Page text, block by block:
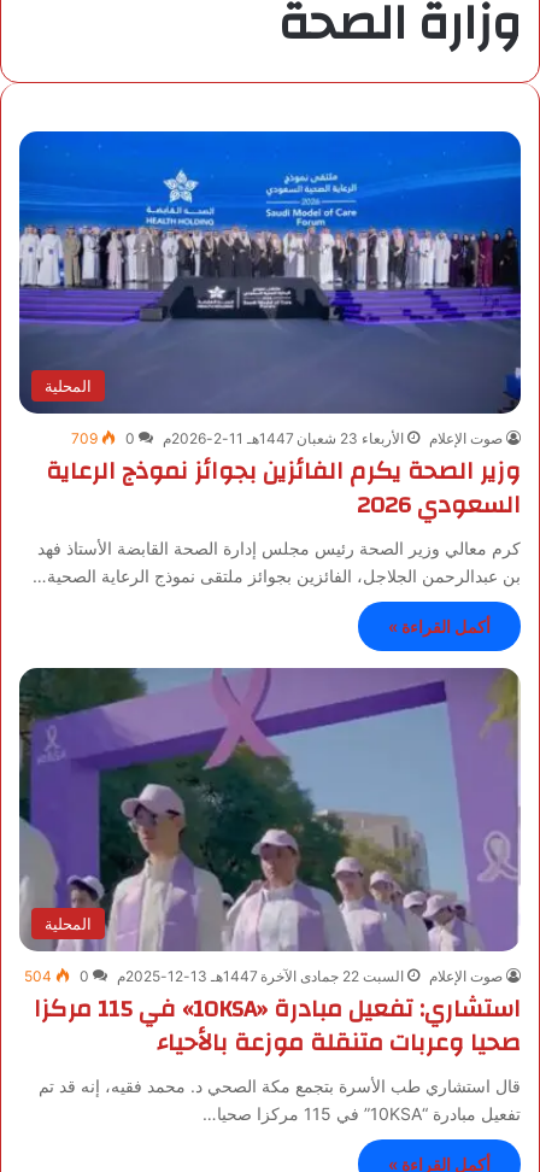
وزارة الصحة
المحلية
صوت الإعلام الأربعاء 23 شعبان 1447هـ 11-2-2026م 0
709
وزير الصحة يكرم الفائزين بجوائز نموذج الرعاية
السعودي 2026
كرم معالي وزير الصحة رئيس مجلس إدارة الصحة القابضة الأستاذ فهد
بن عبدالرحمن الجلاجل، الفائزين بجوائز ملتقى نموذج الرعاية الصحية…
أكمل القراءة »
المحلية
صوت الإعلام السبت 22 جمادى الآخرة 1447هـ 13-12-2025م 0
504
استشاري: تفعيل مبادرة «10KSA» في 115 مركزا
صحيا وعربات متنقلة موزعة بالأحياء
قال استشاري طب الأسرة بتجمع مكة الصحي د. محمد فقيه، إنه قد تم
تفعيل مبادرة “10KSA” في 115 مركزا صحيا…
أكمل القراءة »